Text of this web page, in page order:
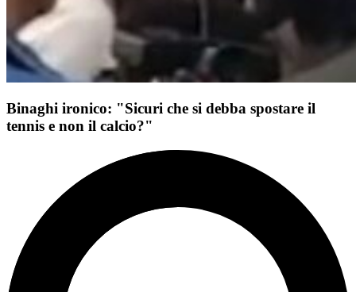
Binaghi ironico: "Sicuri che si debba spostare il
tennis e non il calcio?"